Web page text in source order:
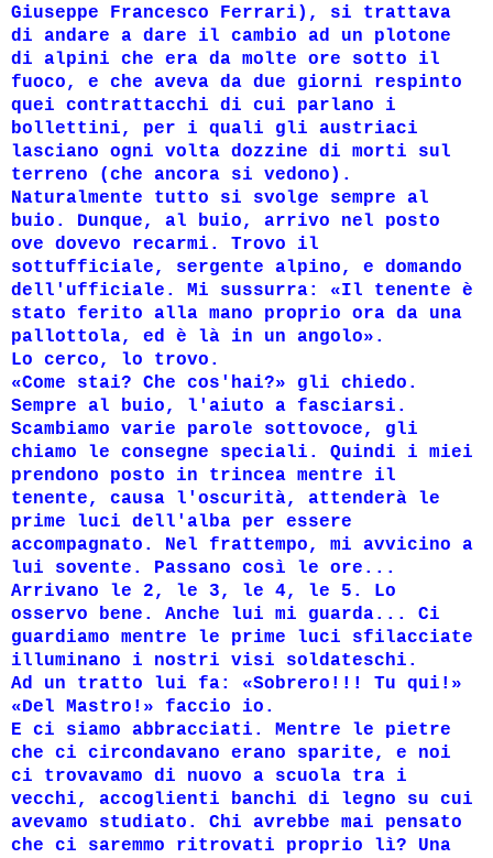
Giuseppe Francesco Ferrari), si trattava
di andare a dare il cambio ad un plotone
di alpini che era da molte ore sotto il
fuoco, e che aveva da due giorni respinto
quei contrattacchi di cui parlano i
bollettini, per i quali gli austriaci
lasciano ogni volta dozzine di morti sul
terreno (che ancora si vedono).
Naturalmente tutto si svolge sempre al
buio. Dunque, al buio, arrivo nel posto
ove dovevo recarmi. Trovo il
sottufficiale, sergente alpino, e domando
dell'ufficiale. Mi sussurra: «Il tenente è
stato ferito alla mano proprio ora da una
pallottola, ed è là in un angolo».
Lo cerco, lo trovo.
«Come stai? Che cos'hai?» gli chiedo.
Sempre al buio, l'aiuto a fasciarsi.
Scambiamo varie parole sottovoce, gli
chiamo le consegne speciali. Quindi i miei
prendono posto in trincea mentre il
tenente, causa l'oscurità, attenderà le
prime luci dell'alba per essere
accompagnato. Nel frattempo, mi avvicino a
lui sovente. Passano così le ore...
Arrivano le 2, le 3, le 4, le 5. Lo
osservo bene. Anche lui mi guarda... Ci
guardiamo mentre le prime luci sfilacciate
illuminano i nostri visi soldateschi.
Ad un tratto lui fa: «Sobrero!!! Tu qui!»
«Del Mastro!» faccio io.
E ci siamo abbracciati. Mentre le pietre
che ci circondavano erano sparite, e noi
ci trovavamo di nuovo a scuola tra i
vecchi, accoglienti banchi di legno su cui
avevamo studiato. Chi avrebbe mai pensato
che ci saremmo ritrovati proprio lì? Una